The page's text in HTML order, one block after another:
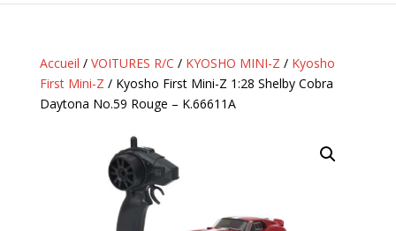
Accueil / VOITURES R/C / KYOSHO MINI-Z / Kyosho
First Mini-Z / Kyosho First Mini-Z 1:28 Shelby Cobra
Daytona No.59 Rouge – K.66611A